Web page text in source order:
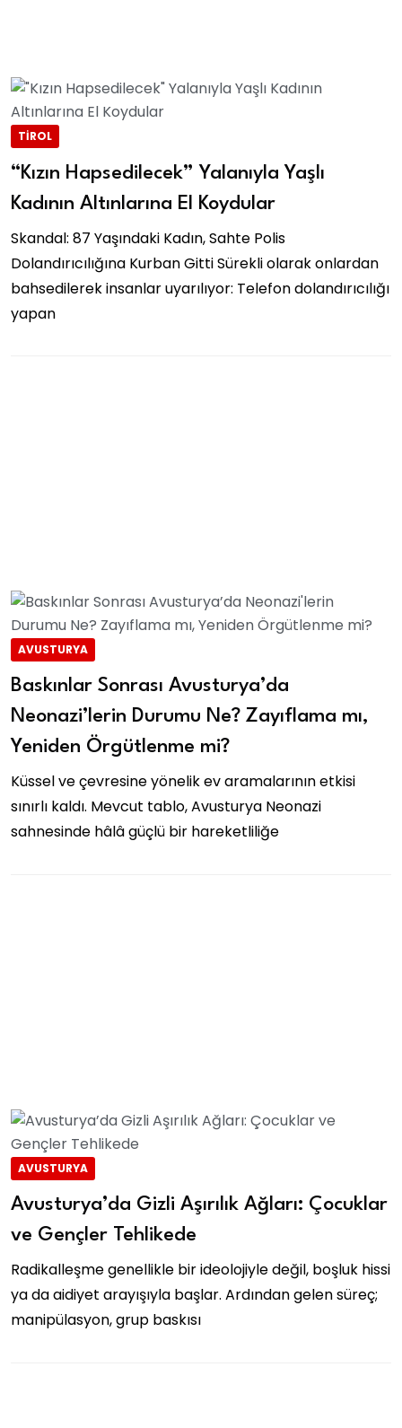
TIROL
“Kızın Hapsedilecek” Yalanıyla Yaşlı
Kadının Altınlarına El Koydular
Skandal: 87 Yaşındaki Kadın, Sahte Polis
Dolandırıcılığına Kurban Gitti Sürekli olarak onlardan
bahsedilerek insanlar uyarılıyor: Telefon dolandırıcılığı
yapan
AVUSTURYA
Baskınlar Sonrası Avusturya’da
Neonazi’lerin Durumu Ne? Zayıflama mı,
Yeniden Örgütlenme mi?
Küssel ve çevresine yönelik ev aramalarının etkisi
sınırlı kaldı. Mevcut tablo, Avusturya Neonazi
sahnesinde hâlâ güçlü bir hareketliliğe
AVUSTURYA
Avusturya’da Gizli Aşırılık Ağları: Çocuklar
ve Gençler Tehlikede
Radikalleşme genellikle bir ideolojiyle değil, boşluk hissi
ya da aidiyet arayışıyla başlar. Ardından gelen süreç;
manipülasyon, grup baskısı